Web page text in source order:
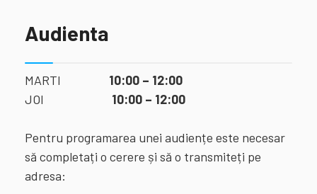
Audienta
MARTI 10:00 – 12:00
JOI 10:00 – 12:00
Pentru programarea unei audiențe este necesar
să completați o cerere și să o transmiteți pe
adresa: